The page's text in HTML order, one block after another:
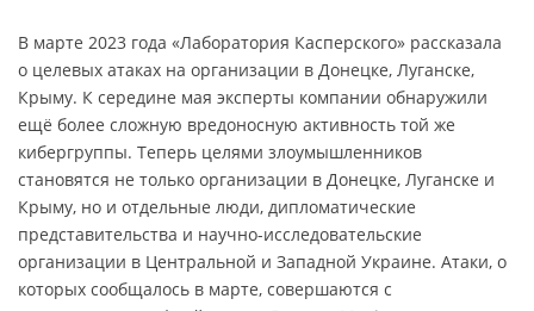
В марте 2023 года «Лаборатория Касперского» рассказала
о целевых атаках на организации в Донецке, Луганске,
Крыму. К середине мая эксперты компании обнаружили
ещё более сложную вредоносную активность той же
кибергруппы. Теперь целями злоумышленников
становятся не только организации в Донецке, Луганске и
Крыму, но и отдельные люди, дипломатические
представительства и научно-исследовательские
организации в Центральной и Западной Украине. Атаки, о
которых сообщалось в марте, совершаются с